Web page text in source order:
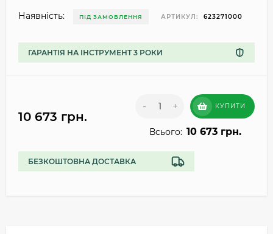
Наявність: ПІД ЗАМОВЛЕННЯ АРТИКУЛ: 623271000
ГАРАНТІЯ НА ІНСТРУМЕНТ 3 РОКИ
10 673 грн.
- + КУПИТИ
Всього: 10 673 грн.
БЕЗКОШТОВНА ДОСТАВКА